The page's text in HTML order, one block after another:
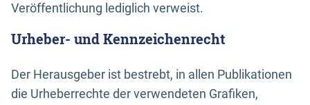
Veröffentlichung lediglich verweist.
Urheber- und Kennzeichenrecht
Der Herausgeber ist bestrebt, in allen Publikationen
die Urheberrechte der verwendeten Grafiken,